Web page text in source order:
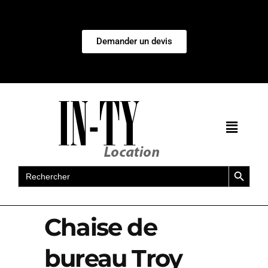
Demander un devis
Search
for:
Search Button
Chaise de
bureau Troy